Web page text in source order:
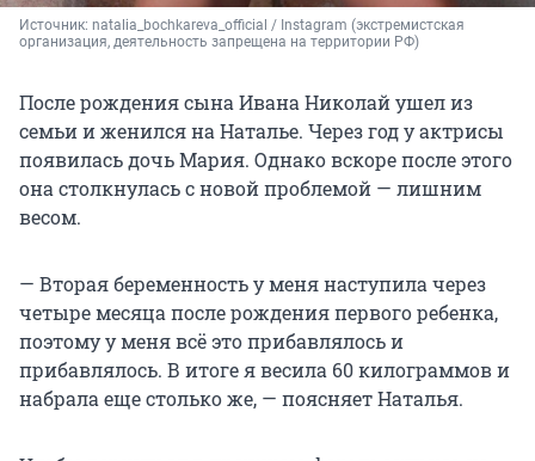
Источник: natalia_bochkareva_official / Instagram (экстремистская
организация, деятельность запрещена на территории РФ)
После рождения сына Ивана Николай ушел из
семьи и женился на Наталье. Через год у актрисы
появилась дочь Мария. Однако вскоре после этого
она столкнулась с новой проблемой — лишним
весом.
— Вторая беременность у меня наступила через
четыре месяца после рождения первого ребенка,
поэтому у меня всё это прибавлялось и
прибавлялось. В итоге я весила 60 килограммов и
набрала еще столько же, — поясняет Наталья.